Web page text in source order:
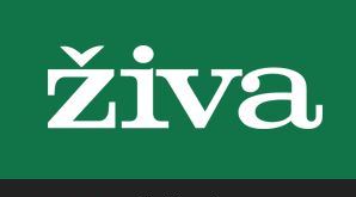
živa